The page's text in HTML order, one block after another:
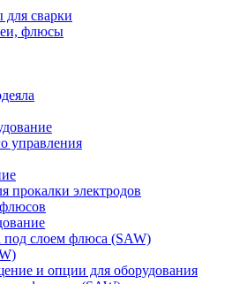
сварки
флюсы
управления
прокалки электродов
под слоем флюса (SAW)
и опции для оборудования